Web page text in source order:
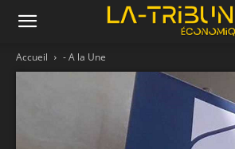
Accueil - A la Une